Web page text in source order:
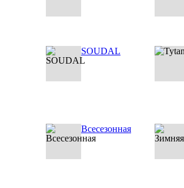
SOUDAL
Всесезонная